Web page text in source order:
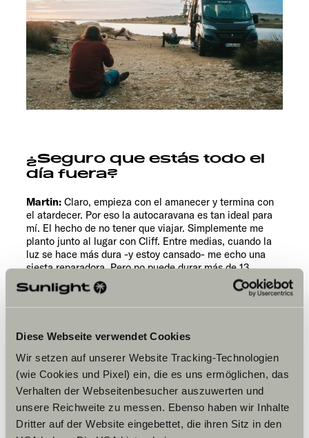
Diese Webseite verwendet Cookies
Wir setzen auf unserer Website Tracking-Technologien
(wie Cookies und Pixel) ein, die es uns ermöglichen, das
Verhalten der Webseitenbesucher auszuwerten und
unsere Reichweite zu messen. Ebenso haben wir Inhalte
Dritter auf der Website eingebettet, die ihren Sitz in den
¿Seguro que estás todo el
día fuera?
Martin: Claro, empieza con el amanecer y termina con
el atardecer. Por eso la autocaravana es tan ideal para
mí. El hecho de no tener que viajar. Simplemente me
planto junto al lugar con Cliff. Entre medias, cuando la
luz se hace más dura -y estoy cansado- me echo una
siesta reparadora. Pero no puede durar más de 13
minutos, porque si no tendré sueño todo el día.